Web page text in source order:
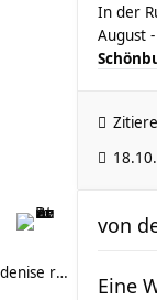
In der
August
denise rennt
von
Eine